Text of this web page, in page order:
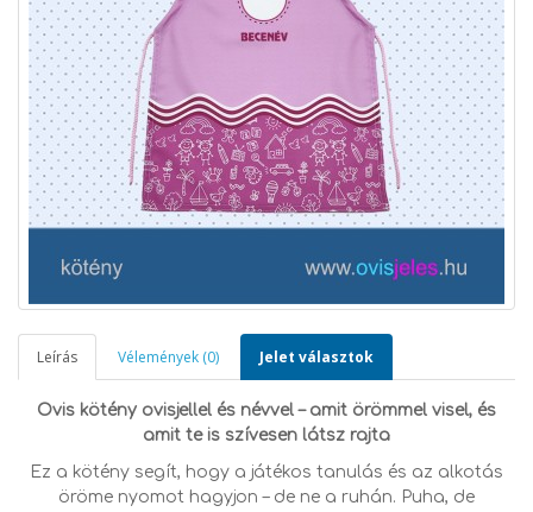
Leírás Vélemények (0) Jelet választok
Ovis kötény ovisjellel és névvel – amit örömmel visel, és
amit te is szívesen látsz rajta
Ez a kötény segít, hogy a játékos tanulás és az alkotás
öröme nyomot hagyjon – de ne a ruhán. Puha, de